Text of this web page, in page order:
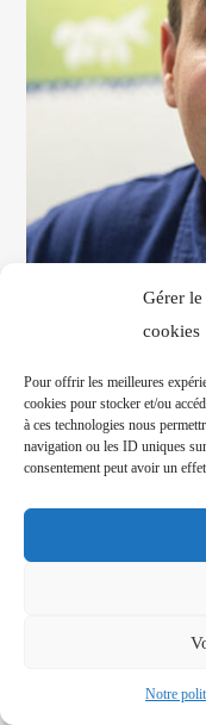
Gérer
cookies
Pour offrir les meilleures
cookies pour stocker et/ou
à ces technologies nous
navigation ou les ID uniques
consentement peut avoir un
Notre
Dr MALLET